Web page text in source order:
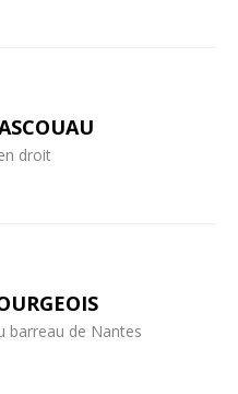
droit
barreau de Nantes